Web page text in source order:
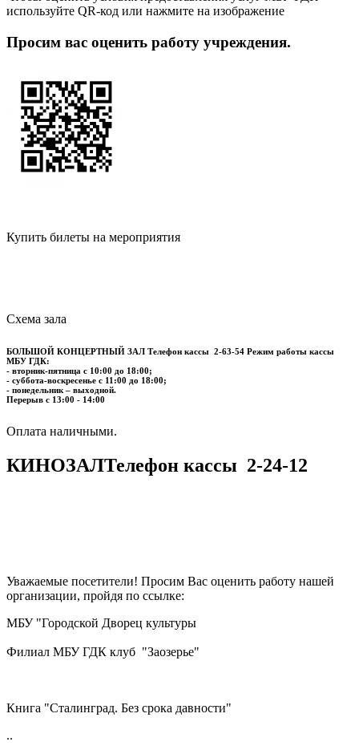
используйте QR-код или нажмите на изображение
Просим вас оценить работу учреждения.
Купить билеты на мероприятия
Схема зала
БОЛЬШОЙ КОНЦЕРТНЫЙ ЗАЛ Телефон кассы 2-63-54 Режим работы кассы
МБУ ГДК:
- вторник-пятница с 10:00 до 18:00;
- суббота-воскресенье с 11:00 до 18:00;
- понедельник – выходной.
Перерыв с 13:00 - 14:00
​​​​​​​Оплата наличными.
КИНОЗАЛТелефон кассы 2-24-12
Уважаемые посетители! Просим Вас оценить работу нашей
организации, пройдя по ссылке:
МБУ "Городской Дворец культуры
Филиал МБУ ГДК клуб "Заозерье"
Книга "Сталинград. Без срока давности"
..